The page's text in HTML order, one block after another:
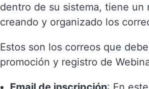
dentro de su sistema, tiene
creando y organizado los
Estos son los correos que
promoción y registro de